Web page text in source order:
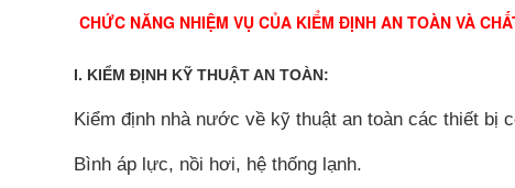
CHỨC NĂNG NHIỆM VỤ CỦA KIỂM ĐỊNH AN TOÀN VÀ
I. KIỂM ĐỊNH KỸ THUẬT AN TOÀN:
Kiểm định nhà nước về kỹ thuật an toàn các thiết bị
Bình áp lực, nồi hơi, hệ thống lạnh.